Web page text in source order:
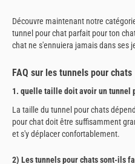
Découvre maintenant notre
tunnel pour chat parfait pour ton
chat ne s'ennuiera jamais dans ses
FAQ sur les tunnels pour chats
1. quelle taille doit avoir un tunnel
La taille du tunnel pour chats
pour chat doit être suffisamment
et s'y déplacer confortablement.
2) Les tunnels pour chats sont-ils